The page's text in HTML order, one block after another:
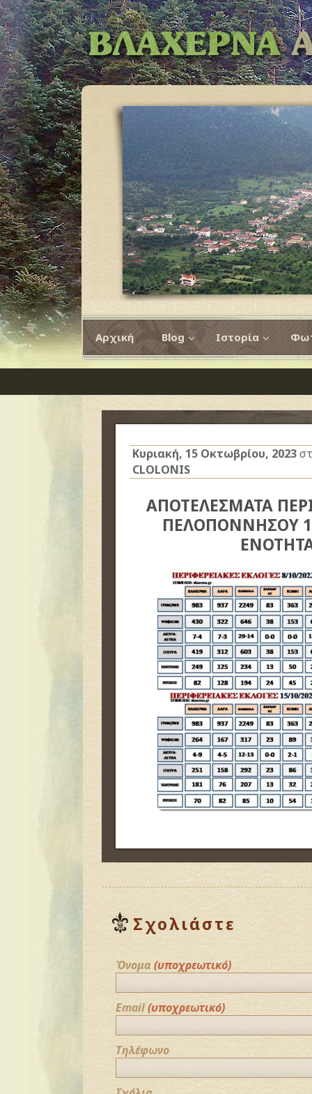
Αρχική Blog Ιστορία
Κυριακή, 15 Οκτωβρίου, 2023
CLOLONIS
ΑΠΟΤΕΛΕΣΜΑΤΑ
ΠΕΛΟΠΟΝΝΗΣΟΥ
Σχολιάστε
Όνομα (υποχρεωτικό)
Email(υποχρεωτικό)
Τηλέφωνο